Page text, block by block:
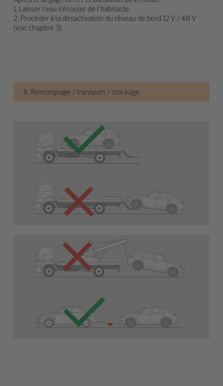
1. Laisser l’eau s’écouler de l’habitacle.
2. Procéder à la désactivation du réseau de bord 12 V / 48 V
(voir chapitre 3).
8. Remorquage / transport / stockage